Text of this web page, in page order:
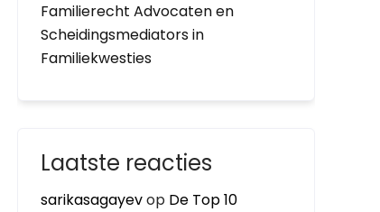
Familierecht Advocaten en
Scheidingsmediators in
Familiekwesties
Laatste reacties
sarikasagayevop De Top 10